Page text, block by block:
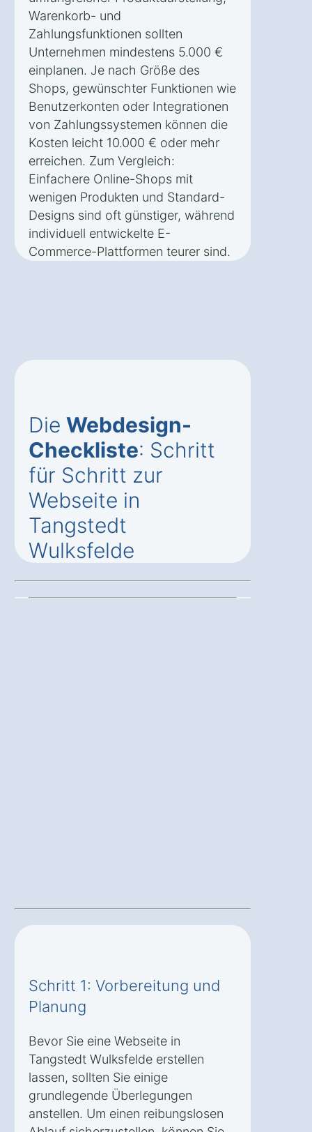
Warenkorb- und
Zahlungsfunktionen sollten
Unternehmen mindestens 5.000 €
einplanen. Je nach Größe des
Shops, gewünschter Funktionen wie
Benutzerkonten oder Integrationen
von Zahlungssystemen können die
Kosten leicht 10.000 € oder mehr
erreichen. Zum Vergleich:
Einfachere Online-Shops mit
wenigen Produkten und Standard-
Designs sind oft günstiger, während
individuell entwickelte E-
Commerce-Plattformen teurer sind.
Die Webdesign-
Checkliste: Schritt
für Schritt zur
Webseite in
Tangstedt
Wulksfelde
Schritt 1: Vorbereitung und
Planung
Bevor Sie eine Webseite in
Tangstedt Wulksfelde erstellen
lassen, sollten Sie einige
grundlegende Überlegungen
anstellen. Um einen reibungslosen